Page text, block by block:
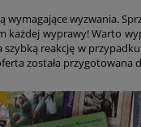
wyzwania.
wyprawy! Warto
reakcję w
została przygotowana